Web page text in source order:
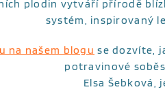
plodin vytváří přírodě
systém, inspirovaný
na našem blogu se dozvíte,
potravinové
Elsa